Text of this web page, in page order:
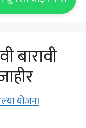
बारावी
योजना